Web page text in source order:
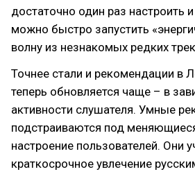
достаточно один раз настроить
можно быстро запустить
волну из незнакомых редких
Точнее стали и рекомендации в
теперь обновляется чаще – в
активности слушателя. Умные
подстраиваются под
настроение пользователей. Они
краткосрочное увлечение